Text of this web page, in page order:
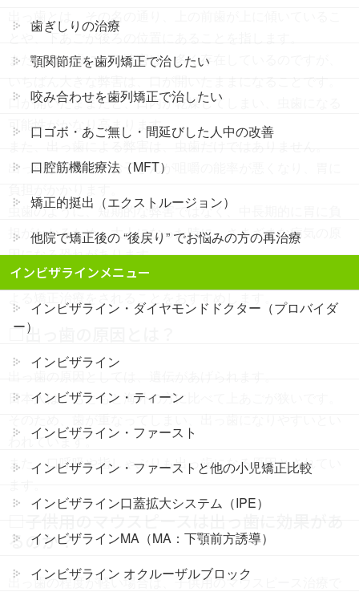
出っ歯とは、その名の通り、上の前歯が上に傾いているこ
とや、下あごが後ろの位置にあることを指します。
また、出っ歯による弊害は、多く存在しているのですが、
いちばん大きな弊害は、口が開いたままになることです。
口が開いたままだと、口内が乾燥してしまい、虫歯になる
可能性がかなり高まります。
また、出っ歯による弊害は、虫歯だけではありません。
出っ歯が原因で、お子さんが咀嚼の能率が悪くなり、胃に
虫歯のように、短期的な弊害ではなく、中長期的に胃に負
担がかかるため、大人になった時に、さまざまな病気の原
因になる恐れがあります。
そのため、お子さんが子供の時期に、マウスピースなどに
□出っ歯の原因とは？
出っ歯の原因としては、遺伝があげられます。
日本人は、もともと海外の方に比べて上あごが狭いです。
そのため、歯が重なってしまい、出っ歯になりやすいとい
われています。
また、口呼吸や指しゃぶりも出っ歯になる原因とされてい
ます。
□子供用のマウスピースは出っ歯に効果があ
るのか？
出っ歯の程度が軽い場合は、子供用のマウスピース治療で
歯ぎしりの治療
顎関節症を歯列矯正で治したい
咬み合わせを歯列矯正で治したい
口ゴボ・あご無し・間延びした人中の改善
口腔筋機能療法（MFT）
矯正的挺出（エクストルージョン）
他院で矯正後の “後戻り” でお悩みの方の再治療
インビザラインメニュー
インビザライン・ダイヤモンドドクター（プロバイダ
ー）
インビザライン
インビザライン・ティーン
インビザライン・ファースト
インビザライン・ファーストと他の小児矯正比較
インビザライン口蓋拡大システム（IPE）
インビザラインMA（MA：下顎前方誘導）
インビザライン オクルーザルブロック